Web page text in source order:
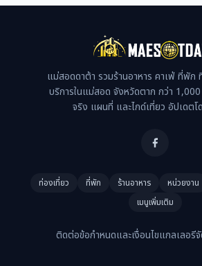
แม่สอดดาต้า รวมร้านอาหาร คาเฟ่ ที่พัก
บริการในแม่สอด จังหวัดตาก กว่า
จริง แผนที่ และไกด์เที่ยว อัปเดต
ท่องเที่ยว ที่พัก ร้านอาหาร หน่วยงาน
เมนูเพิ่มเติม
ติดต่อข้อกำหนดและเงื่อนไขแกลเลอรี